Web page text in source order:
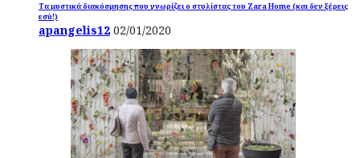
Τα μυστικά διακόσμησης που γνωρίζει ο στυλίστας του Zara Home (και δεν ξέρεις
εσύ!)
apangelis12 02/01/2020